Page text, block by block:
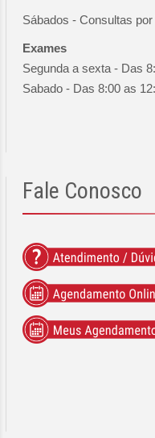
Sábados - Consultas
Exames
Segunda a sexta - Das
Sabado - Das 8:00 as
Fale Conosco